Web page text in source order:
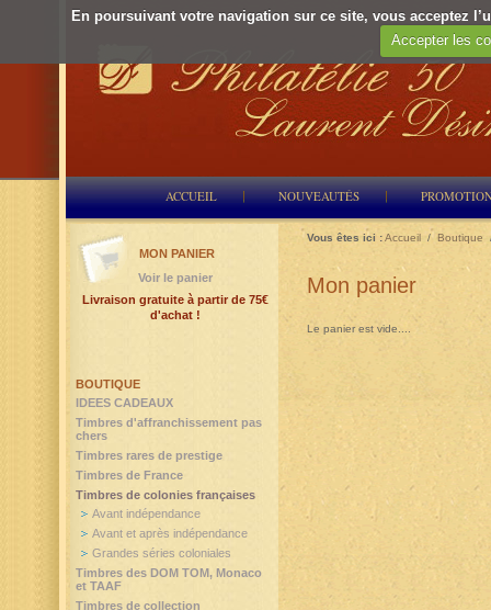
En poursuivant votre navigation sur ce site, vous acceptez
Accepter les
ACCUEIL NOUVEAUTÉS
Vous êtes ici :Accueil / Boutique
Mon panier
Le panier est vide....
BOUTIQUE
IDEES CADEAUX
Timbres d'affranchissement pas
chers
Timbres rares de prestige
Timbres de France
Timbres de colonies françaises
Avant indépendance
Avant et après indépendance
Grandes séries coloniales
Timbres des DOM TOM, Monaco
et TAAF
Timbres de collection
MON PANIER
Voir le panier
Livraison gratuite à partir de 75€
d'achat !